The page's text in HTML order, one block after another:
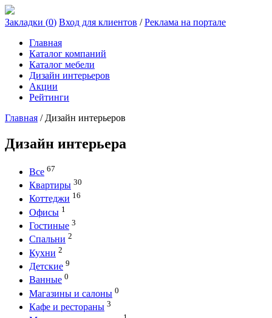
Закладки (0) Вход для клиентов /Реклама на портале
Главная
Каталог компаний
Каталог мебели
Дизайн интерьеров
Акции
Рейтинги
Главная / Дизайн интерьеров
Дизайн интерьера
Все 67
Квартиры 30
Коттеджи 16
Офисы 1
Гостиные 3
Спальни 2
Кухни 2
Детские 9
Ванные 0
Магазины и салоны 0
Кафе и рестораны 3